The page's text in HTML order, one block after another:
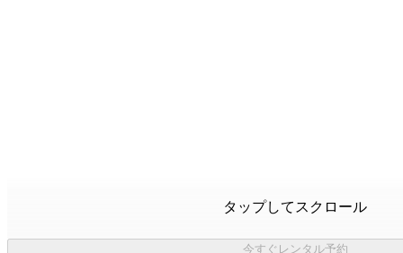
タップしてスクロール
今すぐレンタル予約